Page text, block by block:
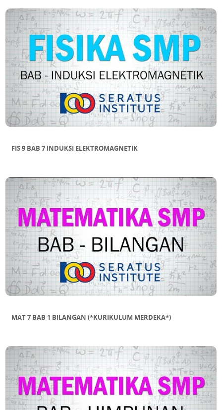
FIS 9 BAB 7 INDUKSI ELEKTROMAGNETIK
MAT 7 BAB 1 BILANGAN (*KURIKULUM MERDEKA*)